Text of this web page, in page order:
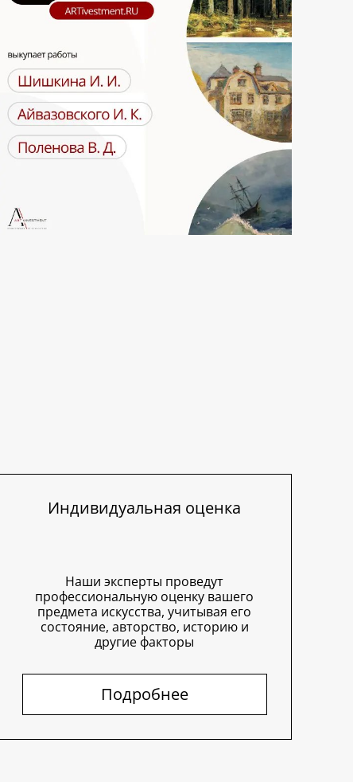
Индивидуальная оценка
Наши эксперты проведут
профессиональную оценку вашего
предмета искусства, учитывая его
состояние, авторство, историю и
другие факторы
Подробнее